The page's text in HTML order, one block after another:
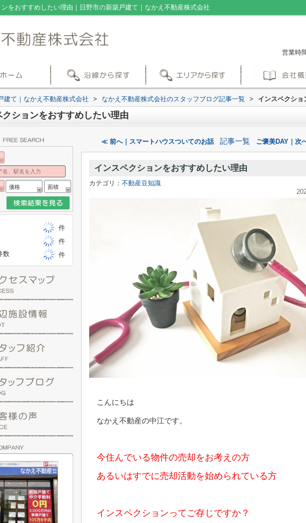
をおすすめしたい理由｜日野市の新築戸建て｜なかえ不動産株式会社
営業時
建て｜なかえ不動産株式会社 > なかえ不動産株式会社のスタッフブログ記事一覧 > インスペクショ
クションをおすすめしたい理由
≪ 前へ｜スマートハウスついてのお話 記事一覧 ご褒美DAY｜次
インスペクションをおすすめしたい理由
カテゴリ： 不動産豆知識
こんにちは
なかえ不動産の中江です。
今住んでいる物件の売却をお考えの方
あるいはすでに売却活動を始められている方
インスペクションってご存じですか？
価格 面積
件
件
数
件